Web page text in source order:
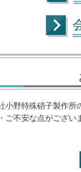
小野特殊硝子製作所
ご不安な点がござい